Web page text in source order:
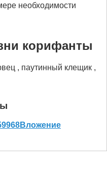
необходимости
корифанты
, паутинный клещик ,
Вложение